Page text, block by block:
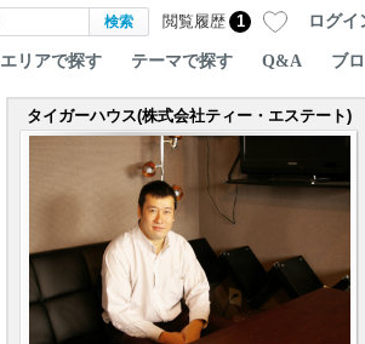
閲覧履歴 1 ログイ
エリアで探す テーマで探す Q&A ブ
タイガーハウス(株式会社ティー・エステート)